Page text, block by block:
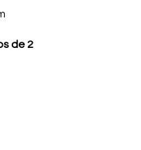
de 2